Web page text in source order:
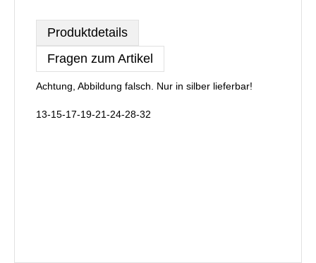
Produktdetails
Fragen zum Artikel
Achtung, Abbildung falsch. Nur in silber lieferbar!
13-15-17-19-21-24-28-32